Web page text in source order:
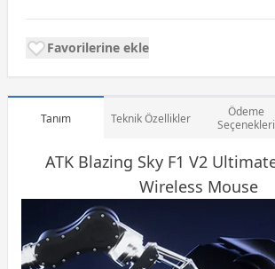
Favorilerine ekle
Tanım Teknik Özellikler
Ödeme
Seçenekleri
ATK Blazing Sky F1 V2
Wireless Mouse